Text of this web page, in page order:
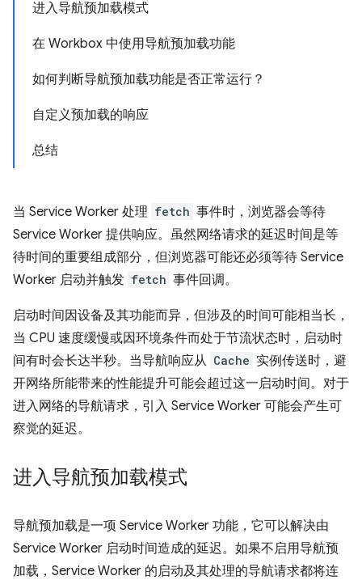
进入导航预加载模式
在 Workbox 中使用导航预加载功能
如何判断导航预加载功能是否正常运行？
自定义预加载的响应
总结
当 Service Worker 处理 fetch 事件时，浏览器会等待
Service Worker 提供响应。虽然网络请求的延迟时间是等
待时间的重要组成部分，但浏览器可能还必须等待 Service
Worker 启动并触发 fetch 事件回调。
启动时间因设备及其功能而异，但涉及的时间可能相当长，
当 CPU 速度缓慢或因环境条件而处于节流状态时，启动时
间有时会长达半秒。当导航响应从 Cache 实例传送时，避
开网络所能带来的性能提升可能会超过这一启动时间。对于
进入网络的导航请求，引入 Service Worker 可能会产生可
察觉的延迟。
进入导航预加载模式
导航预加载是一项 Service Worker 功能，它可以解决由
Service Worker 启动时间造成的延迟。如果不启用导航预
加载，Service Worker 的启动及其处理的导航请求都将连